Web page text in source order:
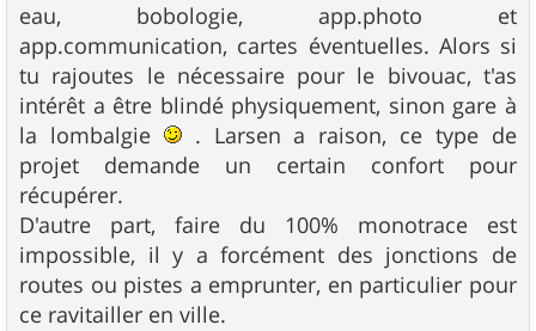
eau, bobologie, app.photo et
app.communication, cartes éventuelles. Alors si
tu rajoutes le nécessaire pour le bivouac, t'as
intérêt a être blindé physiquement, sinon gare à
la lombalgie
. Larsen a raison, ce type de
projet demande un certain confort pour
récupérer.
D'autre part, faire du 100% monotrace est
impossible, il y a forcément des jonctions de
routes ou pistes a emprunter, en particulier pour
ce ravitailler en ville.